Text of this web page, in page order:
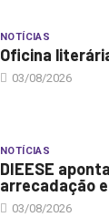
NOTÍCIAS
Oficina
03/08/2026
NOTÍCIAS
DIEESE
arrecadação
03/08/2026